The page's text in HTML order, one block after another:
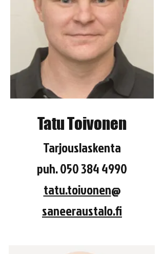
Tatu Toivonen
Tarjouslaskenta
puh.050 384 4990
tatu.toivonen@
saneeraustalo.fi